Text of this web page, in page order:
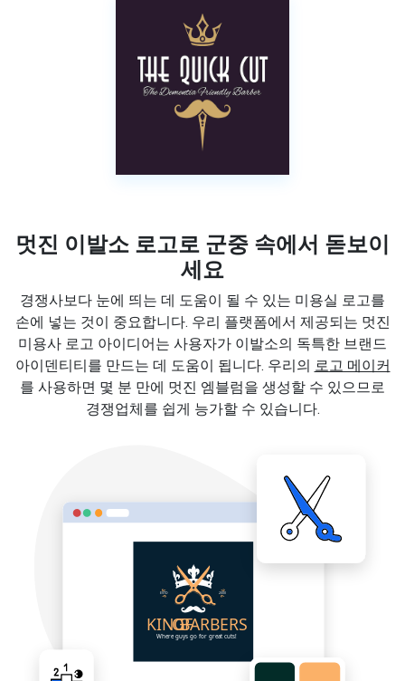
멋진 이발소 로고로 군중 속에서 돋보이
세요
경쟁사보다 눈에 띄는 데 도움이 될 수 있는 미용실 로고를
손에 넣는 것이 중요합니다. 우리 플랫폼에서 제공되는 멋진
미용사 로고 아이디어는 사용자가 이발소의 독특한 브랜드
아이덴티티를 만드는 데 도움이 됩니다. 우리의 로고 메이커
를 사용하면 몇 분 만에 멋진 엠블럼을 생성할 수 있으므로
경쟁업체를 쉽게 능가할 수 있습니다.